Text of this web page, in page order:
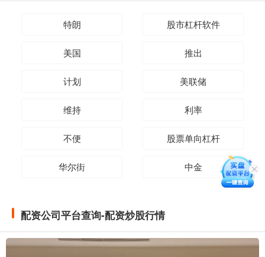
特朗 股市杠杆软件
美国 推出
计划 美联储
维持 利率
不便 股票单向杠杆
华尔街 中金
配资公司平台查询-配资炒股行情